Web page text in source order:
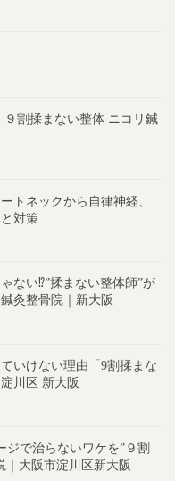
割揉まない整体 ニコリ鍼
トネックから自律神経、
対策
ない⁉︎”揉まない整体師”が
灸整骨院｜新大阪
いけない理由「9割揉まな
川区 新大阪
で治らないワケを”９割
｜大阪市淀川区新大阪